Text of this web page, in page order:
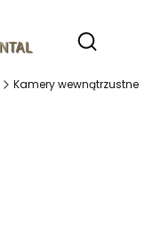
Otwórz
Kamery wewnątrzustne